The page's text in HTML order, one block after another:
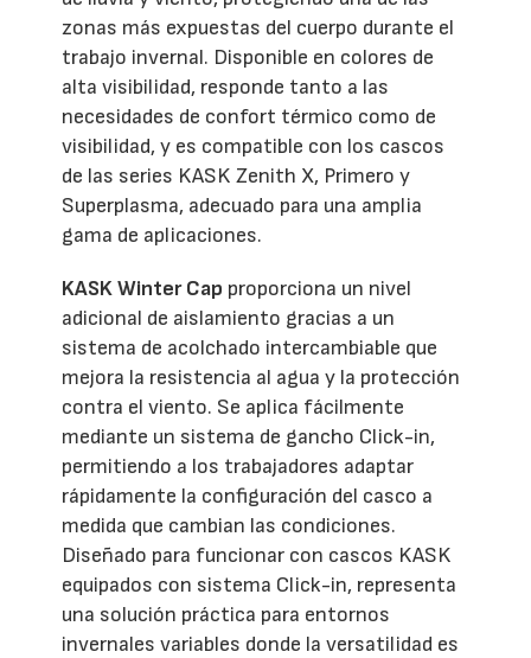
zonas más expuestas del cuerpo durante el
trabajo invernal. Disponible en colores de
alta visibilidad, responde tanto a las
necesidades de confort térmico como de
visibilidad, y es compatible con los cascos
de las series KASK Zenith X, Primero y
Superplasma, adecuado para una amplia
gama de aplicaciones.
KASK Winter Cap proporciona un nivel
adicional de aislamiento gracias a un
sistema de acolchado intercambiable que
mejora la resistencia al agua y la protección
contra el viento. Se aplica fácilmente
mediante un sistema de gancho Click-in,
permitiendo a los trabajadores adaptar
rápidamente la configuración del casco a
medida que cambian las condiciones.
Diseñado para funcionar con cascos KASK
equipados con sistema Click-in, representa
una solución práctica para entornos
invernales variables donde la versatilidad es